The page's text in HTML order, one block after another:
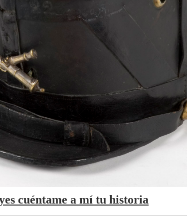
cuéntame a mí tu historia